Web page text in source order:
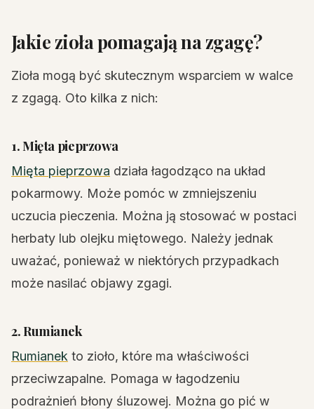
Jakie zioła pomagają na zgagę?
Zioła mogą być skutecznym wsparciem w walce
z zgagą. Oto kilka z nich:
1. Mięta pieprzowa
Mięta pieprzowa działa łagodząco na układ
pokarmowy. Może pomóc w zmniejszeniu
uczucia pieczenia. Można ją stosować w postaci
herbaty lub olejku miętowego. Należy jednak
uważać, ponieważ w niektórych przypadkach
może nasilać objawy zgagi.
2. Rumianek
Rumianek to zioło, które ma właściwości
przeciwzapalne. Pomaga w łagodzeniu
podrażnień błony śluzowej. Można go pić w